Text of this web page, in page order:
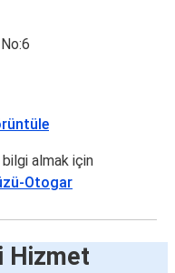
almak için
Otogar
Hizmet